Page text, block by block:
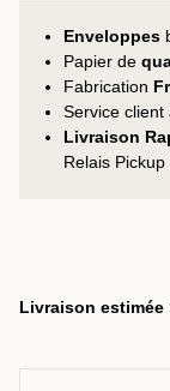
Enveloppes
Papier de
Fabrication
Service client
Livraison
Relais
Livraison estimée